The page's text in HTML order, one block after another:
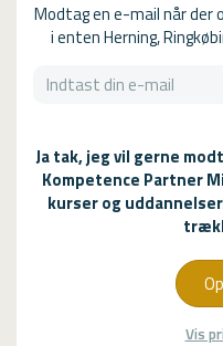
Modtag en e-mail når
i enten Herning,
Ja tak, jeg vil gerne
Kompetence Partner
kurser og
Vis